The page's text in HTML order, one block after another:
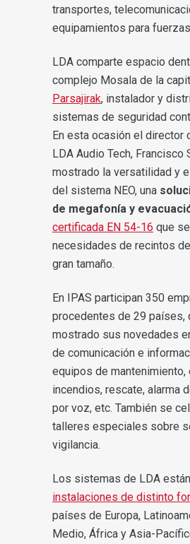
transportes,
equipamientos para
LDA comparte espacio
complejo Mosala de la
Parsajirak, instalador y
sistemas de seguridad
En esta ocasión el director
LDA Audio Tech, Francisco
mostrado la versatilidad y
del sistema NEO, una
de megafonía y
certificada EN 54-16 que
necesidades de recintos
gran tamaño.
En IPAS participan 350
procedentes de 29 países,
mostrado sus novedades
de comunicación e
equipos de mantenimiento,
incendios, rescate, alarma
por voz, etc. También se
talleres especiales sobre
vigilancia.
Los sistemas de LDA
instalaciones de distinto
países de Europa,
Medio, África y Asia-